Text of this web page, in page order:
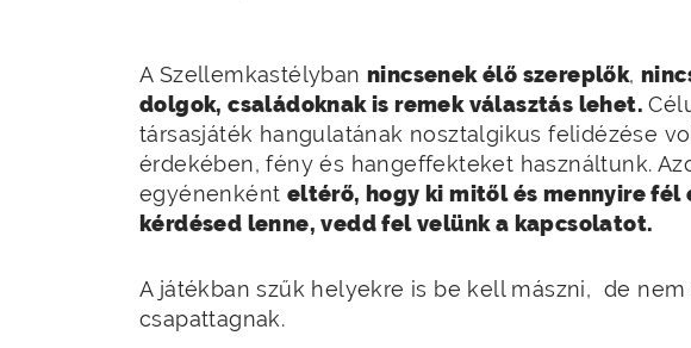
A Szellemkastélyban nincsenek élő szereplők,
dolgok, családoknak is remek választás lehet.
társasjáték hangulatának nosztalgikus felidézése
érdekében, fény és hangeffekteket használtunk.
egyénenként eltérő, hogy ki mitől és mennyire fél
kérdésed lenne, vedd fel velünk a kapcsolatot.
A játékban szűk helyekre is be kell mászni, de
csapattagnak.